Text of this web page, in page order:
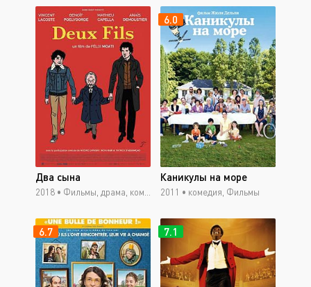
Два сына
2018 • Фильмы, драма, комедия, боевик, мюзикл, приключения
Каникулы на море
2011 • комедия, Фильмы
6.0
6.7 7.1